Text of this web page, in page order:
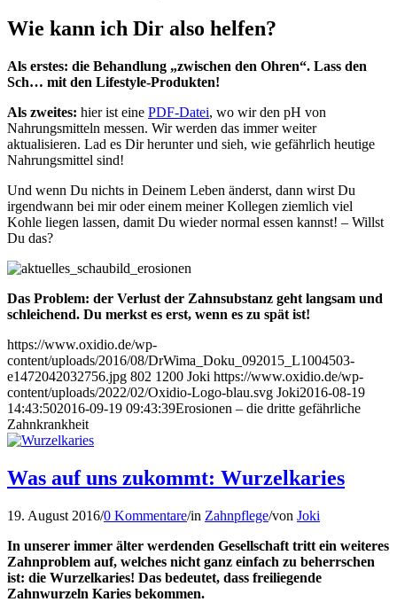
Wie kann ich Dir also helfen?
Als erstes: die Behandlung „zwischen den Ohren“. Lass den
Sch… mit den Lifestyle-Produkten!
Als zweites: hier ist eine PDF-Datei, wo wir den pH von
Nahrungsmitteln messen. Wir werden das immer weiter
aktualisieren. Lad es Dir herunter und sieh, wie gefährlich heutige
Nahrungsmittel sind!
Und wenn Du nichts in Deinem Leben änderst, dann wirst Du
irgendwann bei mir oder einem meiner Kollegen ziemlich viel
Kohle liegen lassen, damit Du wieder normal essen kannst! – Willst
Du das?
Das Problem: der Verlust der Zahnsubstanz geht langsam und
schleichend. Du merkst es erst, wenn es zu spät ist!
https://www.oxidio.de/wp-
content/uploads/2016/08/DrWima_Doku_092015_L1004503-
e1472042032756.jpg 802 1200 Joki https://www.oxidio.de/wp-
content/uploads/2022/02/Oxidio-Logo-blau.svg Joki2016-08-19
14:43:502016-09-19 09:43:39Erosionen – die dritte gefährliche
Zahnkrankheit
Was auf uns zukommt: Wurzelkaries
19. August 2016/0 Kommentare/in Zahnpflege/von Joki
In unserer immer älter werdenden Gesellschaft tritt ein weiteres
Zahnproblem auf, welches nicht ganz einfach zu beherrschen
ist: die Wurzelkaries! Das bedeutet, dass freiliegende
Zahnwurzeln Karies bekommen.